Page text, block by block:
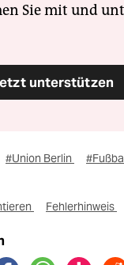
Sie mit und
unterstützen
#Union Berlin
Fehlerhinweis